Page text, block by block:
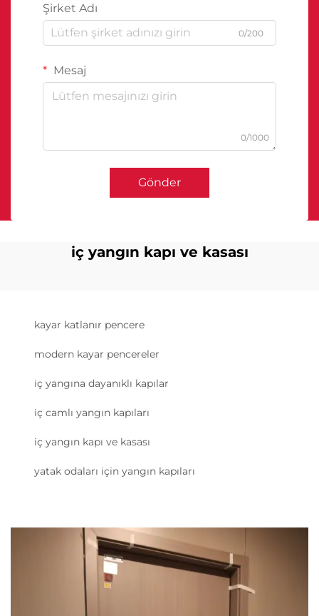
Şirket Adı
0/200
Mesaj
0/1000
Gönder
iç yangın kapı ve kasası
kayar katlanır pencere
modern kayar pencereler
iç yangına dayanıklı kapılar
iç camlı yangın kapıları
iç yangın kapı ve kasası
yatak odaları için yangın kapıları